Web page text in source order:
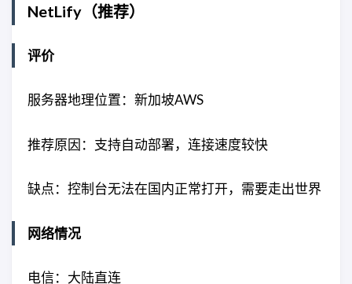
NetLify（推荐）
评价
服务器地理位置：新加坡AWS
推荐原因：支持自动部署，连接速度较快
缺点：控制台无法在国内正常打开，需要走出世界
网络情况
电信：大陆直连